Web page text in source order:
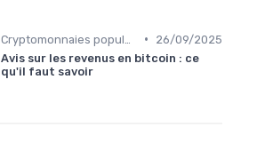
•
26/09/2025
Avis sur les revenus en bitcoin : ce
qu'il faut savoir